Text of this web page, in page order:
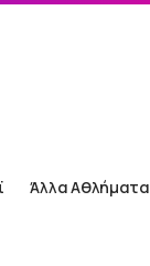
Άλλα Αθλήματα